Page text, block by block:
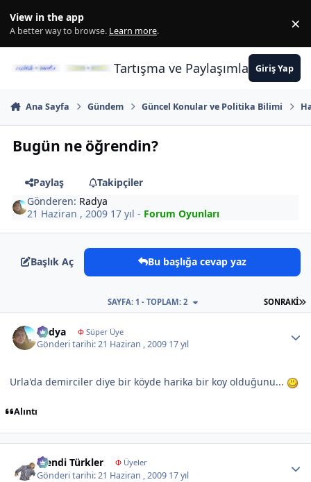
View in the app
A better way to browse. Learn more. ×
Tartışma ve PaylaşımlarınGiriş Yap
Ana Sayfa Gündem Güncel Konular ve Politika Bilimi
Bugün ne öğrendin?
Paylaş
Takipçiler
Gönderen: Radya
21 Haziran , 2009 17 yıl - Forum Oyunları
Başlık Aç Bu başlığa cevap yaz
SONRAKI
SAYFA: 1 - TOPLAM: 2
Radya ΦSüper Üye
Gönderi tarihi:21 Haziran , 2009 17 yıl
Urla'da demirciler diye bir köyde harika bir koy olduğunu...
Alıntı
Efendi Türkler ΦÜyeler
Gönderi tarihi:21 Haziran , 2009 17 yıl